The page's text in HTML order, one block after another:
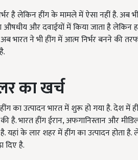
है लेकिन हींग के मामले में ऐसा नहीं है.
औषधीय और दवाईयों में किया जाता है लेकिन
ने भी हींग में आत्म निर्भर बनने की तरफ
काखर्च
का उत्पादन भारत में शुरू हो गया है. देश
की है. भारत हींग ईरान, अफगानिस्तान और
यहां के लार शहर में हींग का उत्पादन होता
दिए है.